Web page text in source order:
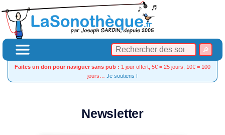
Faites un don pour naviguer sans pub : 1 jour offert, 5€ = 25 jours, 10€ = 100
jours… Je soutiens !
Newsletter